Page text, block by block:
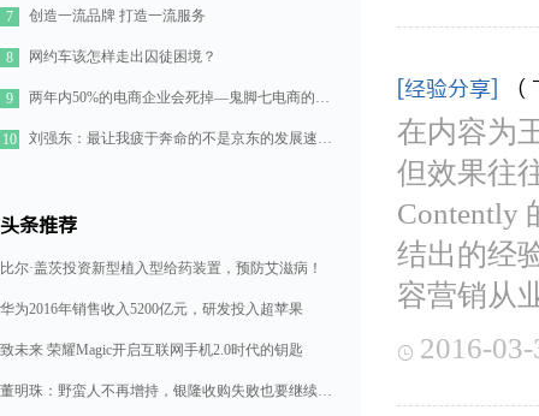
7 创造一流品牌 打造一流服务
8 网约车该怎样走出囚徒困境？
9 两年内50%的电商企业会死掉—鬼脚七电商的七点思考
10 刘强东：最让我疲于奔命的不是京东的发展速度，而是如何管理好11万人的队伍
头条推荐
比尔·盖茨投资新型植入型给药装置，预防艾滋病！
华为2016年销售收入5200亿元，研发投入超苹果
致未来 荣耀Magic开启互联网手机2.0时代的钥匙
董明珠：野蛮人不再增持，银隆收购失败也要继续造格力汽车
[经验分享]
在内容为
但效果往
Contently
结出的经
容营销从
 2016-